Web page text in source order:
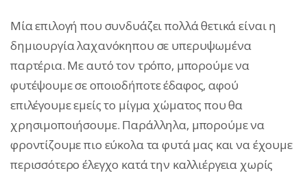
Μία επιλογή που συνδυάζει πολλά θετικά είναι η
δημιουργία λαχανόκηπου σε υπερυψωμένα
παρτέρια. Με αυτό τον τρόπο, μπορούμε να
φυτέψουμε σε οποιοδήποτε έδαφος, αφού
επιλέγουμε εμείς το μίγμα χώματος που θα
χρησιμοποιήσουμε. Παράλληλα, μπορούμε να
φροντίζουμε πιο εύκολα τα φυτά μας και να έχουμε
περισσότερο έλεγχο κατά την καλλιέργεια χωρίς